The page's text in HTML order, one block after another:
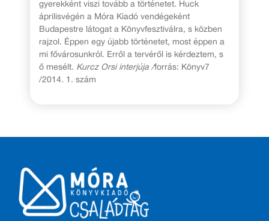
gyerekként viszi tovább a történetet. Huck
áprilisvégén a Móra Kiadó vendégeként
Budapestre látogat a Könyvfesztiválra, s közben
rajzol. Éppen egy újabb történetet, most éppen a
mi fővárosunkról. Erről a tervéről is kérdeztem, s
ő mesélt. Kurcz Orsi interjúja /forrás: Könyv7
/2014. 1. szám